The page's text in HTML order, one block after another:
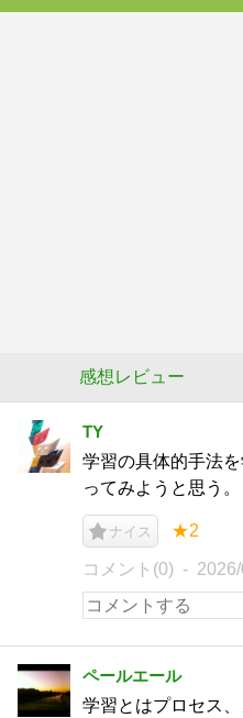
感想レビュー
TY
学習の具体的手法
ってみようと思う。
ナイス ★2
コメント(0)
ペールエール
学習とはプロセス